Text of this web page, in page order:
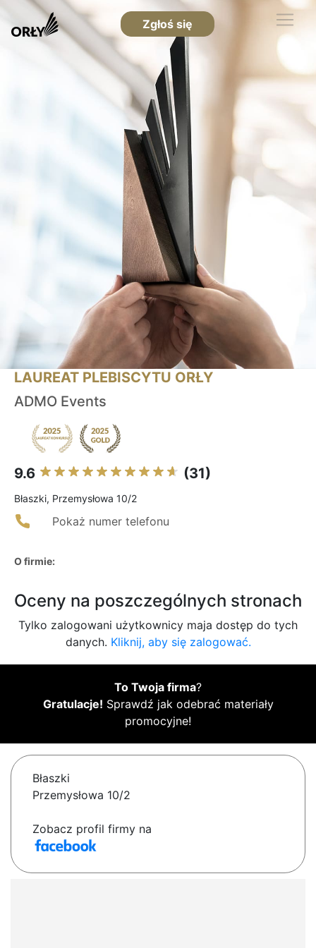
Zgłoś się
LAUREAT PLEBISCYTU ORŁY
ADMO Events
9.6 (31)
Błaszki, Przemysłowa 10/2
Pokaż numer telefonu
O firmie:
Oceny na poszczególnych stronach
Tylko zalogowani użytkownicy maja dostęp do tych
danych. Kliknij, aby się zalogować.
To Twoja firma?
Gratulacje! Sprawdź jak odebrać materiały
promocyjne!
Błaszki
Przemysłowa 10/2
Zobacz profil firmy na